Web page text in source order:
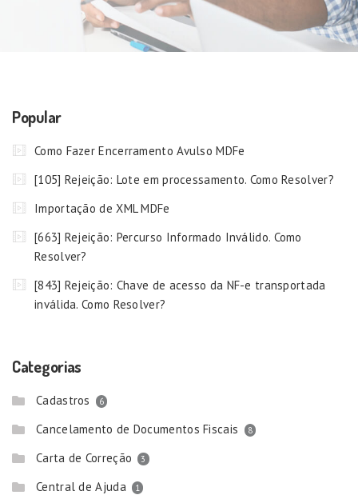
Popular
Como Fazer Encerramento Avulso MDFe
[105] Rejeição: Lote em processamento. Como Resolver?
Importação de XML MDFe
[663] Rejeição: Percurso Informado Inválido. Como
Resolver?
[843] Rejeição: Chave de acesso da NF-e transportada
inválida. Como Resolver?
Categorias
Cadastros 6
Cancelamento de Documentos Fiscais 8
Carta de Correção 3
Central de Ajuda 1